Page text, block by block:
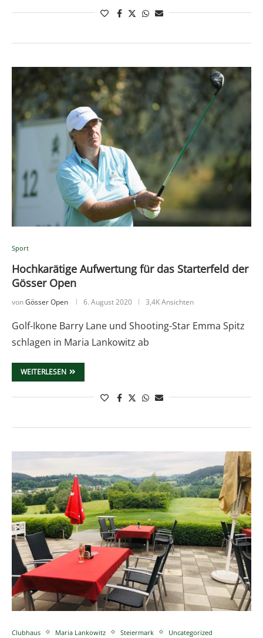
Sport
Hochkarätige Aufwertung für das Starterfeld der
Gösser Open
vonGösser Open 6. August 2020 3,4K Ansichten
Golf-Ikone Barry Lane und Shooting-Star Emma Spitz
schlagen in Maria Lankowitz ab
WEITERLESEN
Clubhaus Maria Lankowitz Steiermark Uncategorized